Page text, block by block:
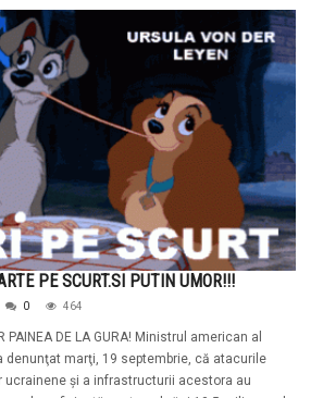
PE SCURT.SI PUTIN UMOR!!!
0 464
PAINEA DE LA GURA! Ministrul american al
denunţat marţi, 19 septembrie, că atacurile
ucrainene şi a infrastructurii acestora au